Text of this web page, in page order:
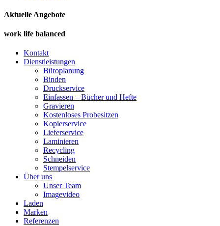
Aktuelle Angebote
work life balanced
Kontakt
Dienstleistungen
Büroplanung
Binden
Druckservice
Einfassen – Bücher und Hefte
Gravieren
Kostenloses Probesitzen
Kopierservice
Lieferservice
Laminieren
Recycling
Schneiden
Stempelservice
Über uns
Unser Team
Imagevideo
Laden
Marken
Referenzen